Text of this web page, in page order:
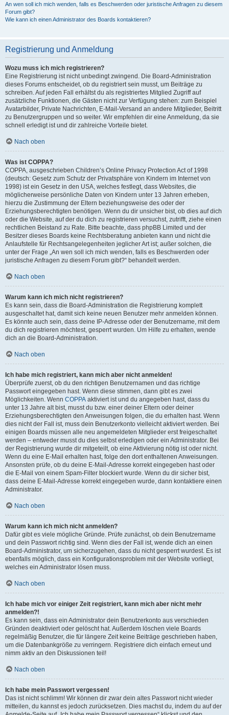
An wen soll ich mich wenden, falls es Beschwerden oder juristische Anfragen zu diesem
Forum gibt?
Wie kann ich einen Administrator des Boards kontaktieren?
Registrierung und Anmeldung
Wozu muss ich mich registrieren?
Eine Registrierung ist nicht unbedingt zwingend. Die Board-Administration
dieses Forums entscheidet, ob du registriert sein musst, um Beiträge zu
schreiben. Auf jeden Fall erhältst du als registriertes Mitglied Zugriff auf
zusätzliche Funktionen, die Gästen nicht zur Verfügung stehen: zum Beispiel
Avatarbilder, Private Nachrichten, E-Mail-Versand an andere Mitglieder, Beitritt
zu Benutzergruppen und so weiter. Wir empfehlen dir eine Anmeldung, da sie
schnell erledigt ist und dir zahlreiche Vorteile bietet.
Nach oben
Was ist COPPA?
COPPA, ausgeschrieben Children’s Online Privacy Protection Act of 1998
(deutsch: Gesetz zum Schutz der Privatsphäre von Kindern im Internet von
1998) ist ein Gesetz in den USA, welches festlegt, dass Websites, die
möglicherweise persönliche Daten von Kindern unter 13 Jahren erheben,
hierzu die Zustimmung der Eltern beziehungsweise des oder der
Erziehungsberechtigten benötigen. Wenn du dir unsicher bist, ob dies auf dich
oder die Website, auf der du dich zu registrieren versuchst, zutrifft, ziehe einen
rechtlichen Beistand zu Rate. Bitte beachte, dass phpBB Limited und der
Besitzer dieses Boards keine Rechtsberatung anbieten kann und nicht die
Anlaufstelle für Rechtsangelegenheiten jeglicher Art ist; außer solchen, die
unter der Frage „An wen soll ich mich wenden, falls es Beschwerden oder
juristische Anfragen zu diesem Forum gibt?“ behandelt werden.
Nach oben
Warum kann ich mich nicht registrieren?
Es kann sein, dass die Board-Administration die Registrierung komplett
ausgeschaltet hat, damit sich keine neuen Benutzer mehr anmelden können.
Es könnte auch sein, dass deine IP-Adresse oder der Benutzername, mit dem
du dich registrieren möchtest, gesperrt wurden. Um Hilfe zu erhalten, wende
dich an die Board-Administration.
Nach oben
Ich habe mich registriert, kann mich aber nicht anmelden!
Überprüfe zuerst, ob du den richtigen Benutzernamen und das richtige
Passwort eingegeben hast. Wenn diese stimmen, dann gibt es zwei
Möglichkeiten. Wenn COPPA aktiviert ist und du angegeben hast, dass du
unter 13 Jahre alt bist, musst du bzw. einer deiner Eltern oder deiner
Erziehungsberechtigten den Anweisungen folgen, die du erhalten hast. Wenn
dies nicht der Fall ist, muss dein Benutzerkonto vielleicht aktiviert werden. Bei
einigen Boards müssen alle neu angemeldeten Mitglieder erst freigeschaltet
werden – entweder musst du dies selbst erledigen oder ein Administrator. Bei
der Registrierung wurde dir mitgeteilt, ob eine Aktivierung nötig ist oder nicht.
Wenn du eine E-Mail erhalten hast, folge den dort enthaltenen Anweisungen.
Ansonsten prüfe, ob du deine E-Mail-Adresse korrekt eingegeben hast oder
die E-Mail von einem Spam-Filter blockiert wurde. Wenn du dir sicher bist,
dass deine E-Mail-Adresse korrekt eingegeben wurde, dann kontaktiere einen
Administrator.
Nach oben
Warum kann ich mich nicht anmelden?
Dafür gibt es viele mögliche Gründe. Prüfe zunächst, ob dein Benutzername
und dein Passwort richtig sind. Wenn dies der Fall ist, wende dich an einen
Board-Administrator, um sicherzugehen, dass du nicht gesperrt wurdest. Es ist
ebenfalls möglich, dass ein Konfigurationsproblem mit der Website vorliegt,
welches ein Administrator lösen muss.
Nach oben
Ich habe mich vor einiger Zeit registriert, kann mich aber nicht mehr
anmelden?!
Es kann sein, dass ein Administrator dein Benutzerkonto aus verschieden
Gründen deaktiviert oder gelöscht hat. Außerdem löschen viele Boards
regelmäßig Benutzer, die für längere Zeit keine Beiträge geschrieben haben,
um die Datenbankgröße zu verringern. Registriere dich einfach erneut und
nimm aktiv an den Diskussionen teil!
Nach oben
Ich habe mein Passwort vergessen!
Das ist nicht schlimm! Wir können dir zwar dein altes Passwort nicht wieder
mitteilen, du kannst es jedoch zurücksetzen. Dies machst du, indem du auf der